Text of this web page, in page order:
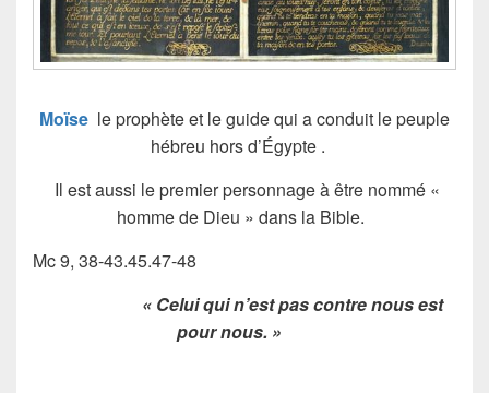
Moïse le prophète et le guide qui a conduit le peuple
hébreu hors d’Égypte .
Il est aussi le premier personnage à être nommé «
homme de Dieu » dans la Bible.
Mc 9, 38-43.45.47-48
« Celui qui n’est pas contre nous est
pour nous. »